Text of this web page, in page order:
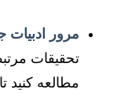
مرور ادبیات
تحقیقات
مطالعه کنید